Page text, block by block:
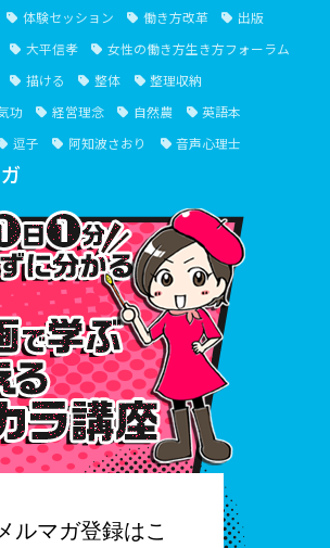
体験セッション 働き方改革
出版
大平信孝
女性の働き方生き方フォーラム
描ける 整体
整理収納
功 経営理念 自然農
英語本
逗子 阿知波さおり 音声心理士
ルマガ登録はこ